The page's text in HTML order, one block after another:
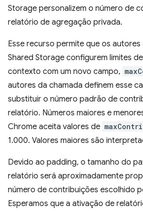
Storage personalizem o número de
relatório de agregação privada.
Esse recurso permite que os
Shared Storage configurem limites
contexto com um novo campo,
autores da chamada definem esse
substituir o número padrão de
relatório. Números maiores e
Chrome aceita valores de
1.000. Valores maiores são
Devido ao padding, o tamanho do
relatório será aproximadamente
número de contribuições escolhido
Esperamos que a ativação de